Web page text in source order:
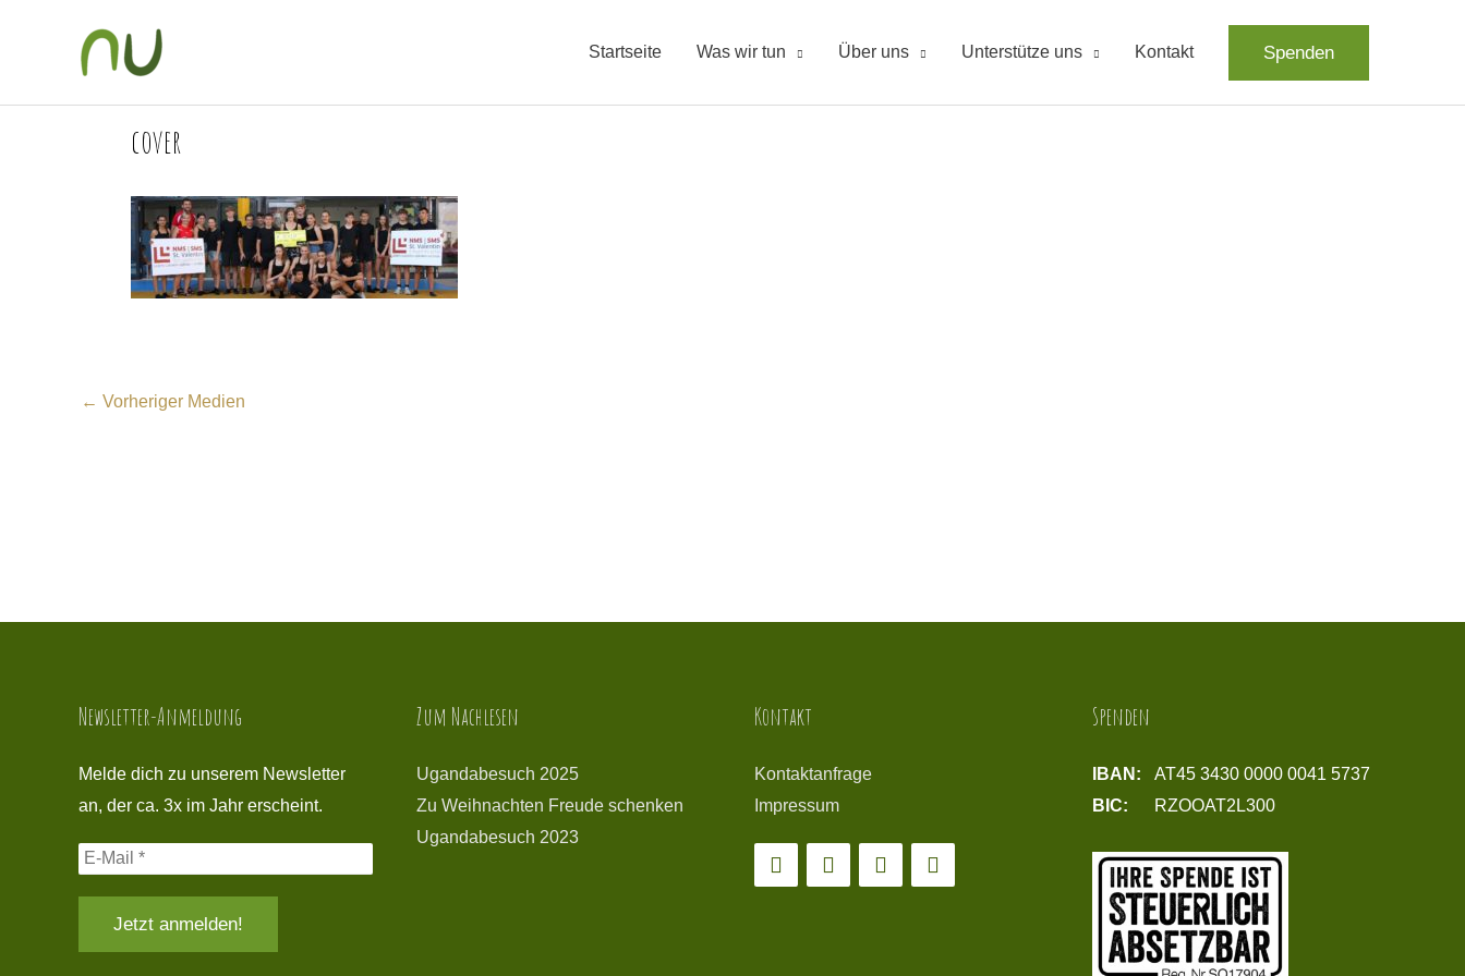
Startseite Was wir tun Über uns Unterstütze uns Kontakt Spenden
cover
← Vorheriger Medien
Newsletter-Anmeldung
Melde dich zu unserem Newsletter
an, der ca. 3x im Jahr erscheint.
Zum Nachlesen
Ugandabesuch 2025
Zu Weihnachten Freude schenken
Ugandabesuch 2023
Kontakt
Kontaktanfrage
Impressum
Spenden
IBAN: AT45 3430 0000 0041 5737
BIC:
RZOOAT2L300